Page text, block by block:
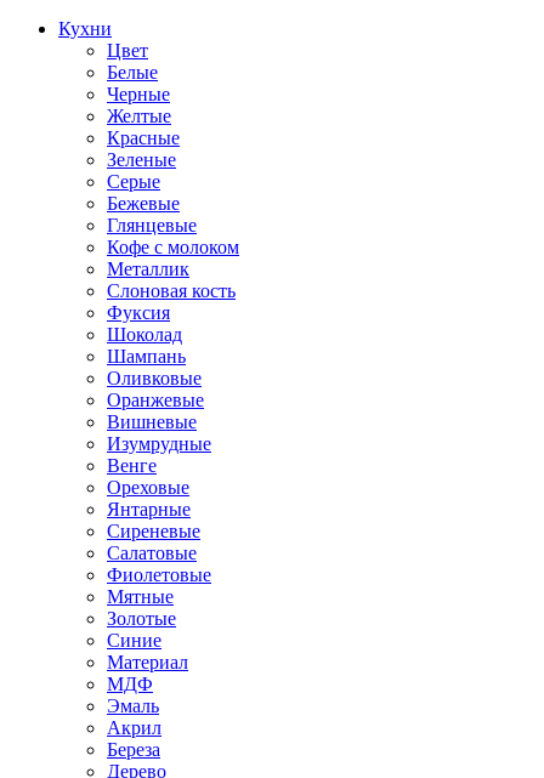
Кухни
Цвет
Белые
Черные
Желтые
Красные
Зеленые
Серые
Бежевые
Глянцевые
Кофе с молоком
Металлик
Слоновая кость
Фуксия
Шоколад
Шампань
Оливковые
Оранжевые
Вишневые
Изумрудные
Венге
Ореховые
Янтарные
Сиреневые
Салатовые
Фиолетовые
Мятные
Золотые
Синие
Материал
МДФ
Эмаль
Акрил
Береза
Дерево